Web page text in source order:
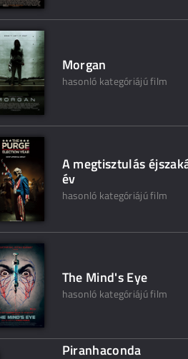
Morgan
hasonló kategóriájú film
A megtisztulás
év
hasonló kategóriájú film
The Mind's Eye
hasonló kategóriájú film
Piranhaconda